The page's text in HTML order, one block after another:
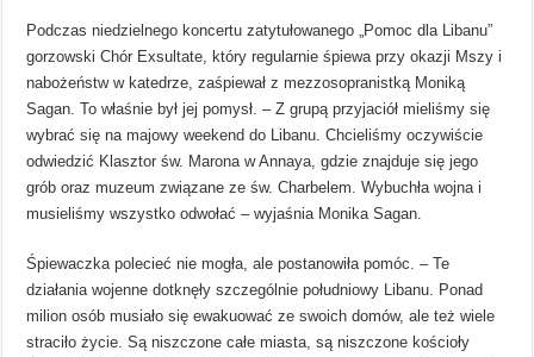
Podczas niedzielnego koncertu zatytułowanego „Pomoc dla Libanu”
gorzowski Chór Exsultate, który regularnie śpiewa przy okazji Mszy i
nabożeństw w katedrze, zaśpiewał z mezzosopranistką Moniką
Sagan. To właśnie był jej pomysł. – Z grupą przyjaciół mieliśmy się
wybrać się na majowy weekend do Libanu. Chcieliśmy oczywiście
odwiedzić Klasztor św. Marona w Annaya, gdzie znajduje się jego
grób oraz muzeum związane ze św. Charbelem. Wybuchła wojna i
musieliśmy wszystko odwołać – wyjaśnia Monika Sagan.
Śpiewaczka polecieć nie mogła, ale postanowiła pomóc. – Te
działania wojenne dotknęły szczególnie południowy Libanu. Ponad
milion osób musiało się ewakuować ze swoich domów, ale też wiele
straciło życie. Są niszczone całe miasta, są niszczone kościoły